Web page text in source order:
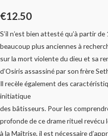
€12.50
S’il n’est bien attesté qu’à partir
beaucoup plus anciennes à
sur la mort violente du dieu et sa
d’Osiris assassiné par son frère
Il recèle également des
initiatique
des bâtisseurs. Pour les
profonde de ce drame rituel revécu
à la Maîtrise, il est nécessaire